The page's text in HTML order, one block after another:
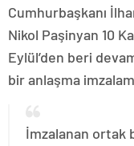
Cumhurbaşkanı
Nikol Paşinyan 10
Eylül’den beri
bir anlaşma
İmzalanan ortak